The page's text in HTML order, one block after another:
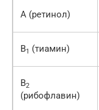
А (ретинол)
В1 (тиамин)
В2
(рибофлавин)